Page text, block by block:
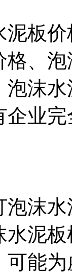
泥板
格、
泡沫
企业
泡沫
水泥
可能